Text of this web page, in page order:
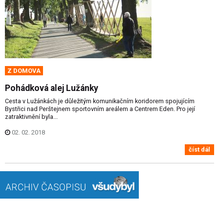
Z DOMOVA
Pohádková alej Lužánky
Cesta v Lužánkách je důležitým komunikačním koridorem spojujícím
Bystřici nad Perštejnem sportovním areálem a Centrem Eden. Pro její
zatraktivnění byla...
02. 02. 2018
číst dál